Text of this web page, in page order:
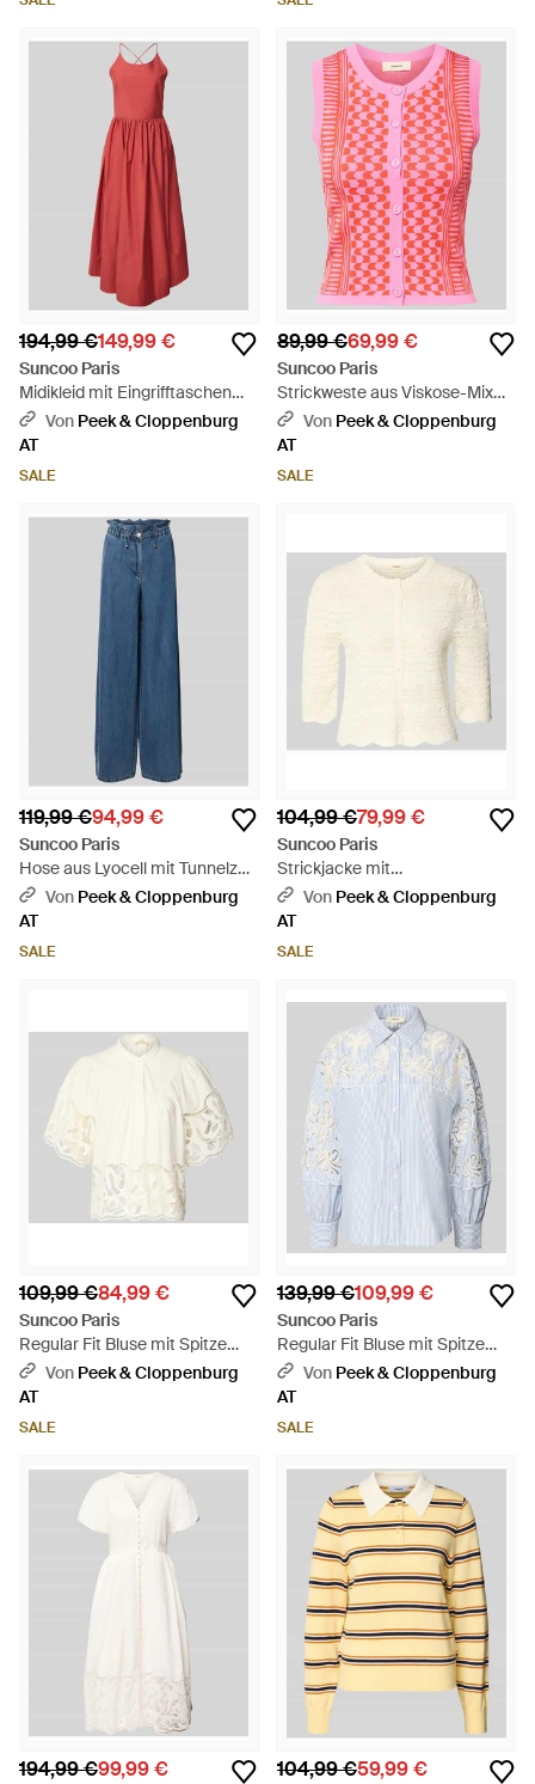
194,99 €149,99 €
Suncoo Paris
Midikleid mit Eingrifftaschen
Modell 'COVER' - Rot
Von Peek & Cloppenburg
AT
SALE
89,99 €69,99 €
Suncoo Paris
Strickweste aus Viskose-Mix
Modell 'GABLESI' - Pink
Von Peek & Cloppenburg
AT
SALE
119,99 €94,99 €
Suncoo Paris
Hose aus Lyocell mit Tunnelzug
Modell 'REESE' - Blau
Von Peek & Cloppenburg
AT
SALE
104,99 €79,99 €
Suncoo Paris
Strickjacke mit
Rundhalsausschnitt Modell
'GANACH' - Natur
Von Peek & Cloppenburg
AT
SALE
109,99 €84,99 €
Suncoo Paris
Regular Fit Bluse mit Spitze
Modell 'LINDA' - Natur
Von Peek & Cloppenburg
AT
SALE
139,99 €109,99 €
Suncoo Paris
Regular Fit Bluse mit Spitze
Modell 'LETICIA' - Blau
Von Peek & Cloppenburg
AT
SALE
194,99 €99,99 € 104,99 €59,99 €